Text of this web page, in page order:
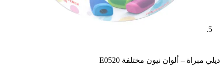
ديلي مبراة – ألوان نيون مختلفة E0520